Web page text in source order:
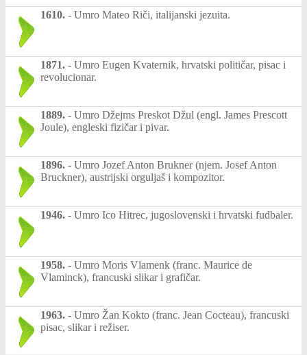
1610. - Umro Mateo Riči, italijanski jezuita.
1871. - Umro Eugen Kvaternik, hrvatski političar, pisac i
revolucionar.
1889. - Umro Džejms Preskot Džul (engl. James Prescott
Joule), engleski fizičar i pivar.
1896. - Umro Jozef Anton Brukner (njem. Josef Anton
Bruckner), austrijski orguljaš i kompozitor.
1946. - Umro Ico Hitrec, jugoslovenski i hrvatski fudbaler.
1958. - Umro Moris Vlamenk (franc. Maurice de
Vlaminck), francuski slikar i grafičar.
1963. - Umro Žan Kokto (franc. Jean Cocteau), francuski
pisac, slikar i režiser.